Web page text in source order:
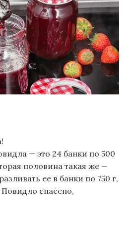
— это 24 банки по 500
половина такая же —
ее в банки по 750 г,
Повидло спасено,